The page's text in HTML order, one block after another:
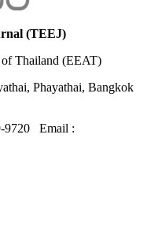
(TEEJ)
Thailand (EEAT)
Phayathai, Bangkok
9720 Email :